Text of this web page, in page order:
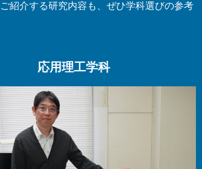
紹介する研究内容も、ぜひ学科選びの参考
応用理工学科